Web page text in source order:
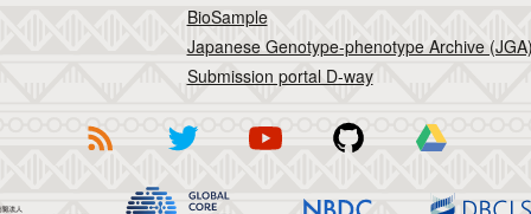
BioSample
Japanese Genotype-phenotype Archive
Submission portal D-way